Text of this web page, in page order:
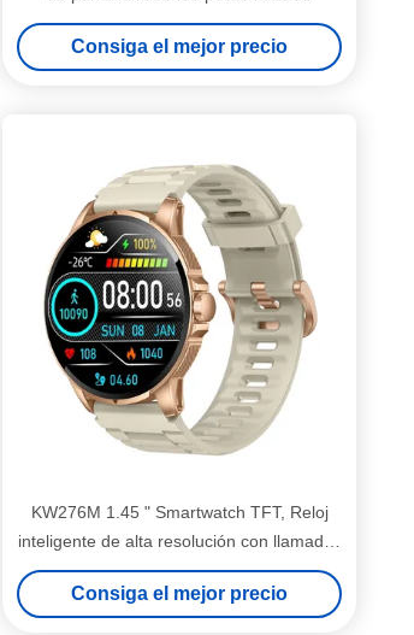
Consiga el mejor precio
KW276M 1.45 " Smartwatch TFT, Reloj
inteligente de alta resolución con llamadas
Bluetooth
Consiga el mejor precio